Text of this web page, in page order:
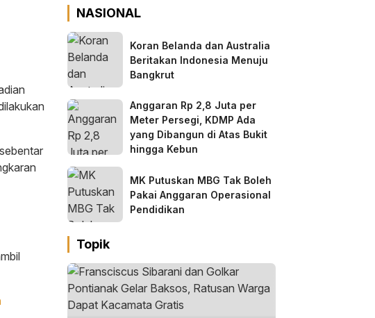
NASIONAL
Koran Belanda dan Australia
Beritakan Indonesia Menuju
Bangkrut
Anggaran Rp 2,8 Juta per
Meter Persegi, KDMP Ada
yang Dibangun di Atas Bukit
hingga Kebun
MK Putuskan MBG Tak Boleh
Pakai Anggaran Operasional
Pendidikan
Topik